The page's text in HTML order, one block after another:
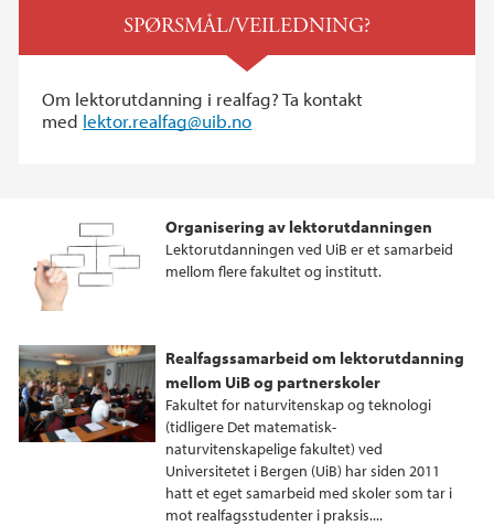
SPØRSMÅL/VEILEDNING?
Om lektorutdanning i realfag? Ta kontakt
med lektor.realfag@uib.no
Organisering av lektorutdanningen
Lektorutdanningen ved UiB er et samarbeid
mellom flere fakultet og institutt.
Realfagssamarbeid om lektorutdanning
mellom UiB og partnerskoler
Fakultet for naturvitenskap og teknologi
(tidligere Det matematisk-
naturvitenskapelige fakultet) ved
Universitetet i Bergen (UiB) har siden 2011
hatt et eget samarbeid med skoler som tar i
mot realfagsstudenter i praksis....